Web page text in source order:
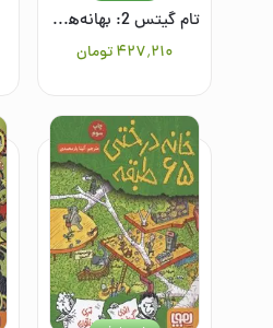
تام گیتس 2: بهانه‌های عالی (و چیزهای خوب دیگر)
۴۲۷٬۲۱۰تومان